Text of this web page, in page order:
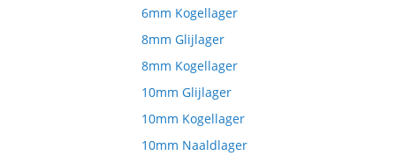
6mm Kogellager
8mm Glijlager
8mm Kogellager
10mm Glijlager
10mm Kogellager
10mm Naaldlager